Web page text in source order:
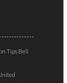
Tips Beli